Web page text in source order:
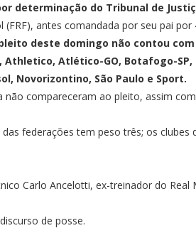
determinação do Tribunal de
antes comandada por seu pai por
deste domingo não contou
Atlético-GO, Botafogo-
Novorizontino, São Paulo e Sport.
compareceram ao pleito, assim
federações tem peso três; os clubes
Carlo Ancelotti, ex-treinador do Real
de posse.